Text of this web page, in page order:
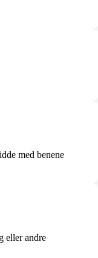
med benene
eller andre